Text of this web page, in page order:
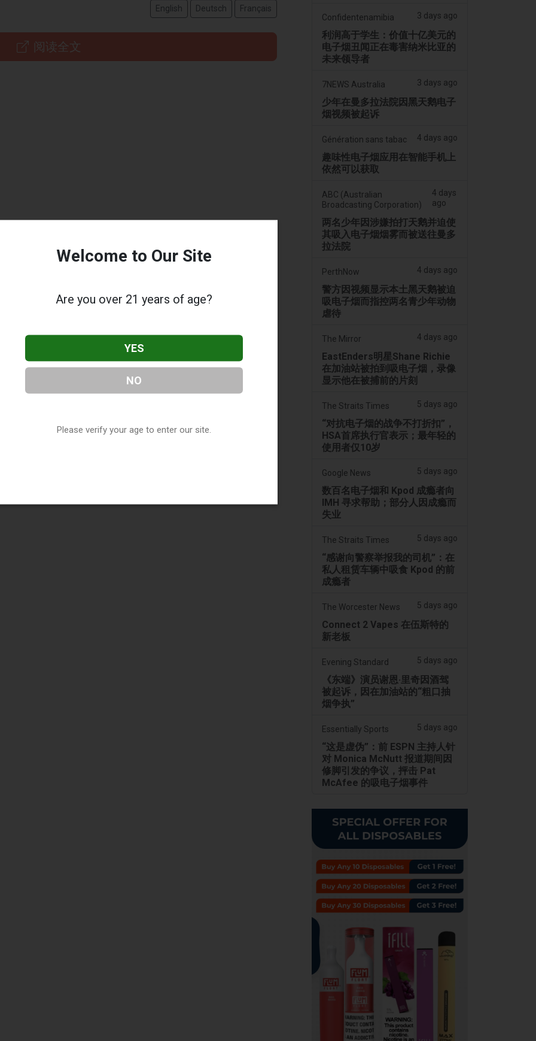
English Deutsch Français
阅读全文
Confidentenamibia 3 days ago
利润高于学生：价值十亿美元的
电子烟丑闻正在毒害纳米比亚的
未来领导者
7NEWS Australia 3 days ago
少年在曼多拉法院因黑天鹅电子
烟视频被起诉
Génération sans tabac 4 days ago
趣味性电子烟应用在智能手机上
依然可以获取
ABC (Australian
Broadcasting Corporation)
4 days
ago
两名少年因涉嫌拍打天鹅并迫使
其吸入电子烟烟雾而被送往曼多
拉法院
PerthNow 4 days ago
警方因视频显示本土黑天鹅被迫
吸电子烟而指控两名青少年动物
虐待
The Mirror 4 days ago
EastEnders明星Shane Richie
在加油站被拍到吸电子烟，录像
显示他在被捕前的片刻
The Straits Times 5 days ago
“对抗电子烟的战争不打折扣”，
HSA首席执行官表示；最年轻的
使用者仅10岁
Google News 5 days ago
数百名电子烟和 Kpod 成瘾者向
IMH 寻求帮助；部分人因成瘾而
失业
The Straits Times 5 days ago
“感谢向警察举报我的司机”：在
私人租赁车辆中吸食 Kpod 的前
成瘾者
The Worcester News 5 days ago
Connect 2 Vapes 在伍斯特的
新老板
Evening Standard 5 days ago
《东端》演员谢恩·里奇因酒驾
被起诉，因在加油站的“粗口抽
烟争执”
Essentially Sports 5 days ago
“这是虚伪”：前 ESPN 主持人针
对 Monica McNutt 报道期间因
修脚引发的争议，抨击 Pat
McAfee 的吸电子烟事件
Welcome to Our Site
Are you over 21 years of age?
YES
NO
Please verify your age to enter our site.